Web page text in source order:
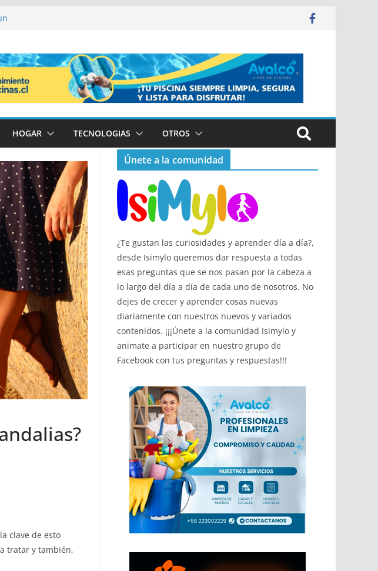
por
y
HOGAR TECNOLOGIAS OTROS
clave de esto
tratar y también,
Únete a la comunidad
¿Te gustan las curiosidades y aprender día a día?,
desde Isimylo queremos dar respuesta a todas
esas preguntas que se nos pasan por la cabeza a
lo largo del día a día de cada uno de nosotros. No
dejes de crecer y aprender cosas nuevas
diariamente con nuestros nuevos y variados
contenidos. ¡¡¡Únete a la comunidad Isimylo y
animate a participar en nuestro grupo de
Facebook con tus preguntas y respuestas!!!